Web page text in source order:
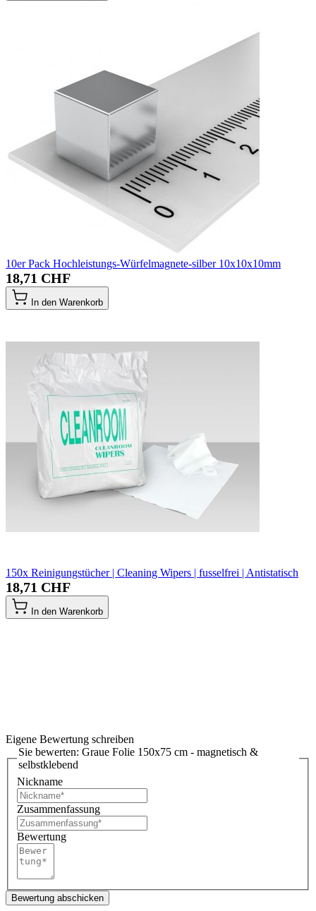
10er Pack Hochleistungs-Würfelmagnete-silber 10x10x10mm
18,71 CHF
In den Warenkorb
150x Reinigungstücher | Cleaning Wipers | fusselfrei | Antistatisch
18,71 CHF
In den Warenkorb
Eigene Bewertung schreiben
Sie bewerten: Graue Folie 150x75 cm - magnetisch &
selbstklebend
Nickname
Zusammenfassung
Bewertung
Bewertung abschicken